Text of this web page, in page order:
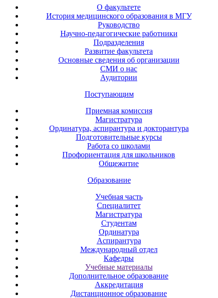
О факультете
История медицинского образования в МГУ
Руководство
Научно-педагогические работники
Подразделения
Развитие факультета
Основные сведения об организации
СМИ о нас
Аудитории
Поступающим
Приемная комиссия
Магистратура
Ординатура, аспирантура и докторантура
Подготовительные курсы
Работа со школами
Профориентация для школьников
Общежитие
Образование
Учебная часть
Специалитет
Магистратура
Студентам
Ординатура
Аспирантура
Международный отдел
Кафедры
Учебные материалы
Дополнительное образование
Аккредитация
Дистанционное образование